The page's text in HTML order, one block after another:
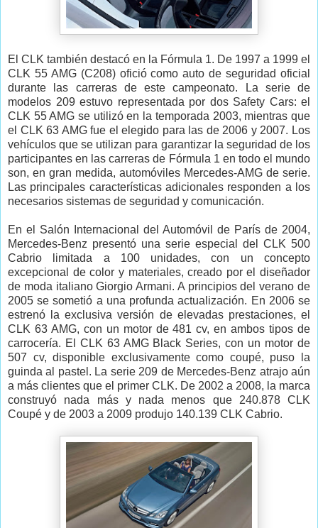
El CLK también destacó en la Fórmula 1. De 1997 a 1999 el
CLK 55 AMG (C208) ofició como auto de seguridad oficial
durante las carreras de este campeonato. La serie de
modelos 209 estuvo representada por dos Safety Cars: el
CLK 55 AMG se utilizó en la temporada 2003, mientras que
el CLK 63 AMG fue el elegido para las de 2006 y 2007. Los
vehículos que se utilizan para garantizar la seguridad de los
participantes en las carreras de Fórmula 1 en todo el mundo
son, en gran medida, automóviles Mercedes-AMG de serie.
Las principales características adicionales responden a los
necesarios sistemas de seguridad y comunicación.
En el Salón Internacional del Automóvil de París de 2004,
Mercedes-Benz presentó una serie especial del CLK 500
Cabrio limitada a 100 unidades, con un concepto
excepcional de color y materiales, creado por el diseñador
de moda italiano Giorgio Armani. A principios del verano de
2005 se sometió a una profunda actualización. En 2006 se
estrenó la exclusiva versión de elevadas prestaciones, el
CLK 63 AMG, con un motor de 481 cv, en ambos tipos de
carrocería. El CLK 63 AMG Black Series, con un motor de
507 cv, disponible exclusivamente como coupé, puso la
guinda al pastel. La serie 209 de Mercedes-Benz atrajo aún
a más clientes que el primer CLK. De 2002 a 2008, la marca
construyó nada más y nada menos que 240.878 CLK
Coupé y de 2003 a 2009 produjo 140.139 CLK Cabrio.